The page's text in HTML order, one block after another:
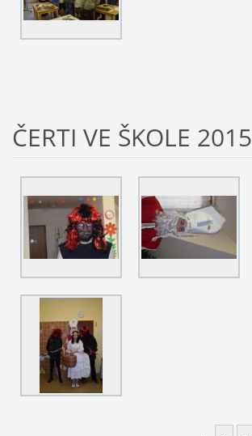
ČERTI VE ŠKOLE 2015